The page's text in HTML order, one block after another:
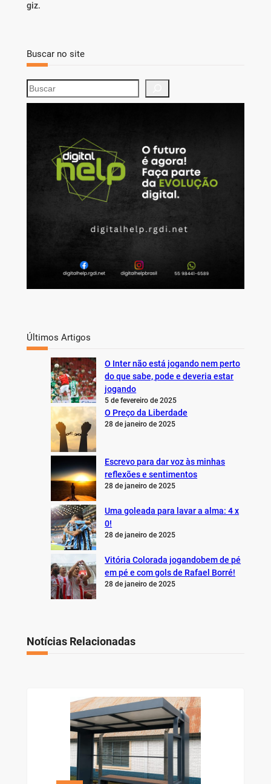
giz.
Buscar no site
S
e
Últimos Artigos
O Inter não está jogando nem perto
do que sabe, pode e deveria estar
jogando
5 de fevereiro de 2025
O Preço da Liberdade
28 de janeiro de 2025
Escrevo para dar voz às minhas
reflexões e sentimentos
28 de janeiro de 2025
Uma goleada para lavar a alma: 4 x
0!
28 de janeiro de 2025
Vitória Colorada jogandobem de pé
em pé e com gols de Rafael Borré!
28 de janeiro de 2025
Notícias Relacionadas